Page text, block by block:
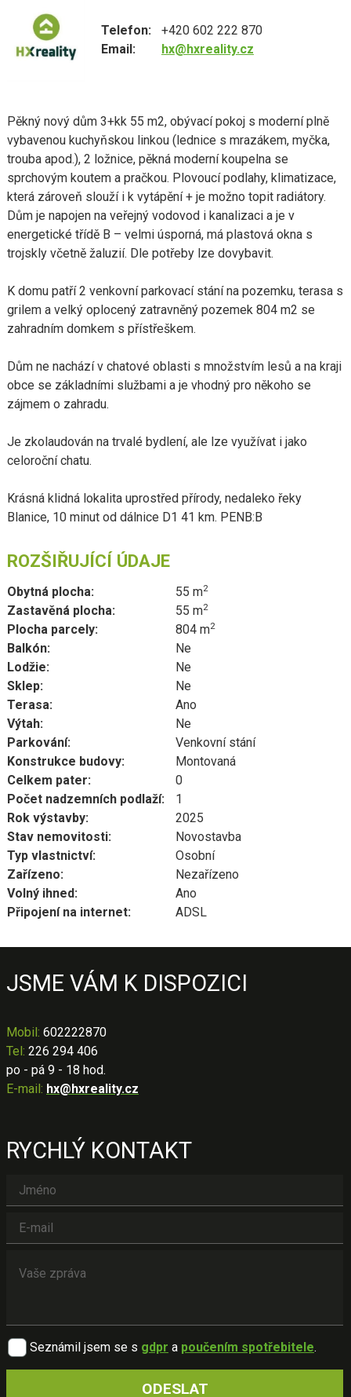
Telefon:
+420 602 222 870
Email:
hx@hxreality.cz
Pěkný nový dům 3+kk 55 m2, obývací pokoj s moderní plně
vybavenou kuchyňskou linkou (lednice s mrazákem, myčka,
trouba apod.), 2 ložnice, pěkná moderní koupelna se
sprchovým koutem a pračkou. Plovoucí podlahy, klimatizace,
která zároveň slouží i k vytápění + je možno topit radiátory.
Dům je napojen na veřejný vodovod i kanalizaci a je v
energetické třídě B – velmi úsporná, má plastová okna s
trojskly včetně žaluzií. Dle potřeby lze dovybavit.
K domu patří 2 venkovní parkovací stání na pozemku, terasa s
grilem a velký oplocený zatravněný pozemek 804 m2 se
zahradním domkem s přístřeškem.
Dům ne nachází v chatové oblasti s množstvím lesů a na kraji
obce se základními službami a je vhodný pro někoho se
zájmem o zahradu.
Je zkolaudován na trvalé bydlení, ale lze využívat i jako
celoroční chatu.
Krásná klidná lokalita uprostřed přírody, nedaleko řeky
Blanice, 10 minut od dálnice D1 41 km. PENB:B
ROZŠIŘUJÍCÍ ÚDAJE
Obytná plocha: 55 m2
Zastavěná plocha: 55 m2
Plocha parcely: 804 m2
Balkón:
Ne
Lodžie:
Ne
Sklep:
Ne
Terasa:
Ano
Výtah:
Ne
Parkování:
Venkovní stání
Konstrukce budovy:
Montovaná
Celkem pater:
0
Počet nadzemních podlaží:
1
Rok výstavby:
2025
Stav nemovitosti:
Novostavba
Typ vlastnictví:
Osobní
Zařízeno:
Nezařízeno
Volný ihned:
Ano
Připojení na internet:
ADSL
JSME VÁM K DISPOZICI
Mobil: 602222870
Tel: 226 294 406
po - pá 9 - 18 hod.
E-mail: hx@hxreality.cz
RYCHLÝ KONTAKT
Seznámil jsem se s gdpr a poučením spotřebitele.